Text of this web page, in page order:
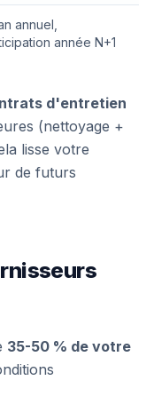
annuel,
année N+1
d'entretien
(nettoyage +
lisse votre
de futurs
35-50 % de votre